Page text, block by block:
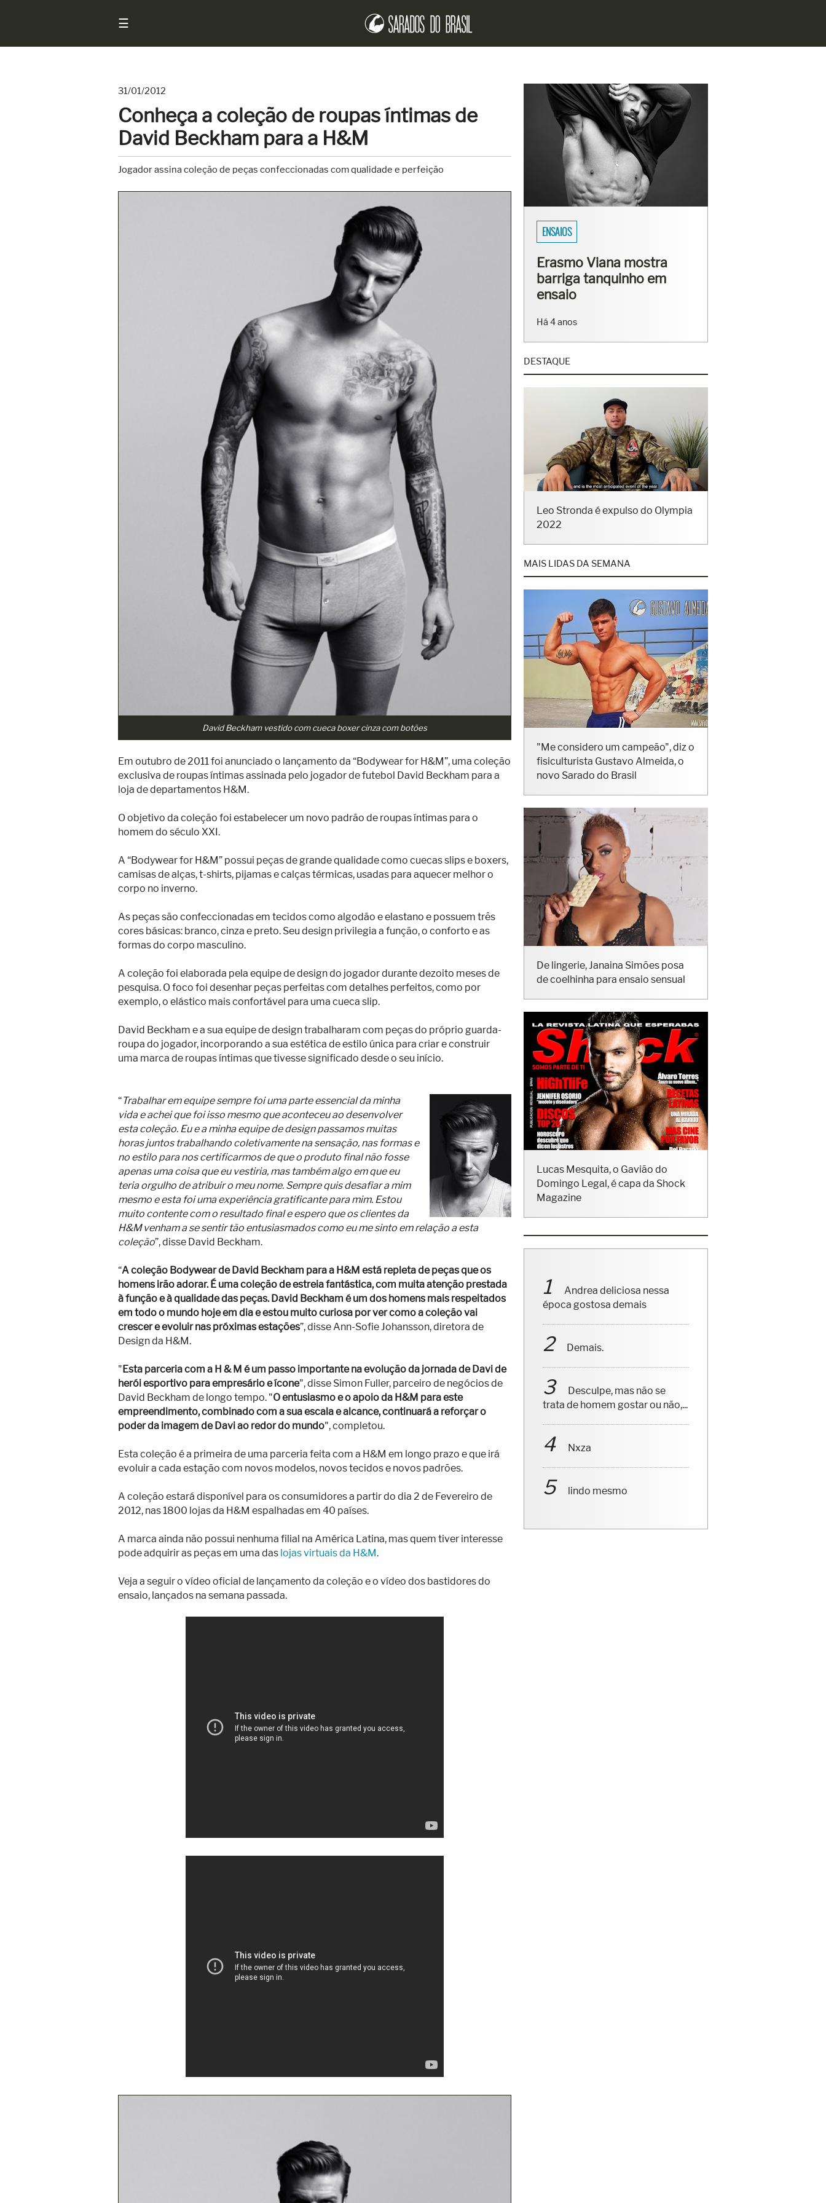
☰
31/01/2012
Conheça a coleção de roupas íntimas de
David Beckham para a H&M
Jogador assina coleção de peças confeccionadas com qualidade e perfeição
David Beckham vestido com cueca boxer cinza com botões
Em outubro de 2011 foi anunciado o lançamento da “Bodywear for H&M”, uma coleção
exclusiva de roupas íntimas assinada pelo jogador de futebol David Beckham para a
loja de departamentos H&M.
O objetivo da coleção foi estabelecer um novo padrão de roupas íntimas para o
homem do século XXI.
A “Bodywear for H&M” possui peças de grande qualidade como cuecas slips e boxers,
camisas de alças, t-shirts, pijamas e calças térmicas, usadas para aquecer melhor o
corpo no inverno.
As peças são confeccionadas em tecidos como algodão e elastano e possuem três
cores básicas: branco, cinza e preto. Seu design privilegia a função, o conforto e as
formas do corpo masculino.
A coleção foi elaborada pela equipe de design do jogador durante dezoito meses de
pesquisa. O foco foi desenhar peças perfeitas com detalhes perfeitos, como por
exemplo, o elástico mais confortável para uma cueca slip.
David Beckham e a sua equipe de design trabalharam com peças do próprio guarda-
roupa do jogador, incorporando a sua estética de estilo única para criar e construir
uma marca de roupas íntimas que tivesse significado desde o seu início.
“Trabalhar em equipe sempre foi uma parte essencial da minha
vida e achei que foi isso mesmo que aconteceu ao desenvolver
esta coleção. Eu e a minha equipe de design passamos muitas
horas juntos trabalhando coletivamente na sensação, nas formas e
no estilo para nos certificarmos de que o produto final não fosse
apenas uma coisa que eu vestiria, mas também algo em que eu
teria orgulho de atribuir o meu nome. Sempre quis desafiar a mim
mesmo e esta foi uma experiência gratificante para mim. Estou
muito contente com o resultado final e espero que os clientes da
H&M venham a se sentir tão entusiasmados como eu me sinto em relação a esta
coleção”, disse David Beckham.
“A coleção Bodywear de David Beckham para a H&M está repleta de peças que os
homens irão adorar. É uma coleção de estreia fantástica, com muita atenção prestada
à função e à qualidade das peças. David Beckham é um dos homens mais respeitados
em todo o mundo hoje em dia e estou muito curiosa por ver como a coleção vai
crescer e evoluir nas próximas estações”, disse Ann-Sofie Johansson, diretora de
Design da H&M.
"Esta parceria com a H & M é um passo importante na evolução da jornada de Davi de
herói esportivo para empresário e ícone", disse Simon Fuller, parceiro de negócios de
David Beckham de longo tempo. "O entusiasmo e o apoio da H&M para este
empreendimento, combinado com a sua escala e alcance, continuará a reforçar o
poder da imagem de Davi ao redor do mundo", completou.
Esta coleção é a primeira de uma parceria feita com a H&M em longo prazo e que irá
evoluir a cada estação com novos modelos, novos tecidos e novos padrões.
A coleção estará disponível para os consumidores a partir do dia 2 de Fevereiro de
2012, nas 1800 lojas da H&M espalhadas em 40 países.
A marca ainda não possui nenhuma filial na América Latina, mas quem tiver interesse
pode adquirir as peças em uma das lojas virtuais da H&M.
Veja a seguir o vídeo oficial de lançamento da coleção e o vídeo dos bastidores do
ensaio, lançados na semana passada.
SARADOS DO BRASIL
Fisiculturistas Lucas Luz
e Vinícius Ribeiro
mostram os corpos
DESTAQUE
Leo Stronda é expulso do Olympia
MAIS LIDAS DA SEMANA
"Me considero um campeão", diz o
fisiculturista Gustavo Almeida, o
De lingerie, Janaina Simões posa
Lucas Mesquita, o Gavião do
Domingo Legal, é capa da Shock
Andrea deliciosa nessa
Desculpe, mas não se